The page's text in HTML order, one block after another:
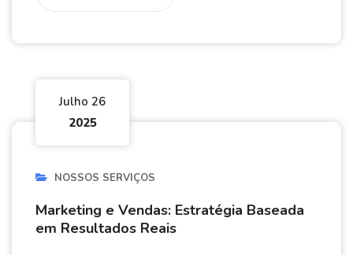
Julho 26
2025
NOSSOS SERVIÇOS
Marketing e Vendas: Estratégia Baseada
em Resultados Reais